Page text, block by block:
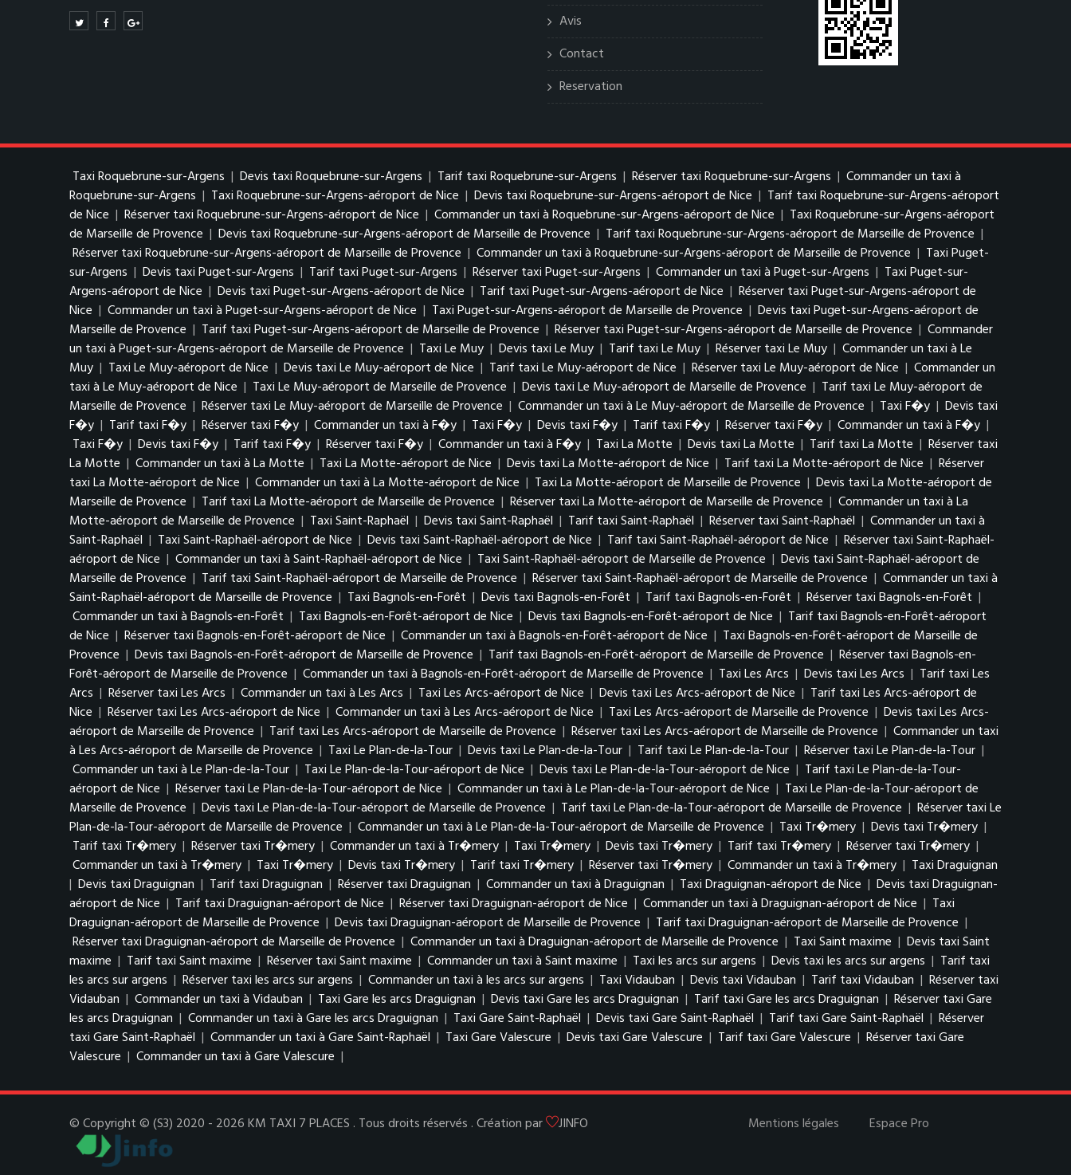
Avis
Contact
Reservation
Taxi Roquebrune-sur-Argens | Devis taxi Roquebrune-sur-Argens | Tarif taxi Roquebrune-sur-Argens | Réserver taxi Roquebrune-sur-Argens | Commander un taxi à
Roquebrune-sur-Argens | Taxi Roquebrune-sur-Argens-aéroport de Nice | Devis taxi Roquebrune-sur-Argens-aéroport de Nice | Tarif taxi Roquebrune-sur-Argens-aéroport
de Nice | Réserver taxi Roquebrune-sur-Argens-aéroport de Nice | Commander un taxi à Roquebrune-sur-Argens-aéroport de Nice | Taxi Roquebrune-sur-Argens-aéroport
de Marseille de Provence | Devis taxi Roquebrune-sur-Argens-aéroport de Marseille de Provence | Tarif taxi Roquebrune-sur-Argens-aéroport de Marseille de Provence |
Réserver taxi Roquebrune-sur-Argens-aéroport de Marseille de Provence | Commander un taxi à Roquebrune-sur-Argens-aéroport de Marseille de Provence | Taxi Puget-
sur-Argens | Devis taxi Puget-sur-Argens | Tarif taxi Puget-sur-Argens | Réserver taxi Puget-sur-Argens | Commander un taxi à Puget-sur-Argens | Taxi Puget-sur-
Argens-aéroport de Nice | Devis taxi Puget-sur-Argens-aéroport de Nice | Tarif taxi Puget-sur-Argens-aéroport de Nice | Réserver taxi Puget-sur-Argens-aéroport de
Nice | Commander un taxi à Puget-sur-Argens-aéroport de Nice | Taxi Puget-sur-Argens-aéroport de Marseille de Provence | Devis taxi Puget-sur-Argens-aéroport de
Marseille de Provence | Tarif taxi Puget-sur-Argens-aéroport de Marseille de Provence | Réserver taxi Puget-sur-Argens-aéroport de Marseille de Provence | Commander
un taxi à Puget-sur-Argens-aéroport de Marseille de Provence | Taxi Le Muy | Devis taxi Le Muy | Tarif taxi Le Muy | Réserver taxi Le Muy | Commander un taxi à Le
Muy | Taxi Le Muy-aéroport de Nice | Devis taxi Le Muy-aéroport de Nice | Tarif taxi Le Muy-aéroport de Nice | Réserver taxi Le Muy-aéroport de Nice | Commander un
taxi à Le Muy-aéroport de Nice | Taxi Le Muy-aéroport de Marseille de Provence | Devis taxi Le Muy-aéroport de Marseille de Provence | Tarif taxi Le Muy-aéroport de
Marseille de Provence | Réserver taxi Le Muy-aéroport de Marseille de Provence | Commander un taxi à Le Muy-aéroport de Marseille de Provence | Taxi F�y | Devis taxi
F�y | Tarif taxi F�y | Réserver taxi F�y | Commander un taxi à F�y | Taxi F�y | Devis taxi F�y | Tarif taxi F�y | Réserver taxi F�y | Commander un taxi à F�y |
Taxi F�y | Devis taxi F�y | Tarif taxi F�y | Réserver taxi F�y | Commander un taxi à F�y | Taxi La Motte | Devis taxi La Motte | Tarif taxi La Motte | Réserver taxi
La Motte | Commander un taxi à La Motte | Taxi La Motte-aéroport de Nice | Devis taxi La Motte-aéroport de Nice | Tarif taxi La Motte-aéroport de Nice | Réserver
taxi La Motte-aéroport de Nice | Commander un taxi à La Motte-aéroport de Nice | Taxi La Motte-aéroport de Marseille de Provence | Devis taxi La Motte-aéroport de
Marseille de Provence | Tarif taxi La Motte-aéroport de Marseille de Provence | Réserver taxi La Motte-aéroport de Marseille de Provence | Commander un taxi à La
Motte-aéroport de Marseille de Provence | Taxi Saint-Raphaël | Devis taxi Saint-Raphaël | Tarif taxi Saint-Raphaël | Réserver taxi Saint-Raphaël | Commander un taxi à
Saint-Raphaël | Taxi Saint-Raphaël-aéroport de Nice | Devis taxi Saint-Raphaël-aéroport de Nice | Tarif taxi Saint-Raphaël-aéroport de Nice | Réserver taxi Saint-Raphaël-
aéroport de Nice | Commander un taxi à Saint-Raphaël-aéroport de Nice | Taxi Saint-Raphaël-aéroport de Marseille de Provence | Devis taxi Saint-Raphaël-aéroport de
Marseille de Provence | Tarif taxi Saint-Raphaël-aéroport de Marseille de Provence | Réserver taxi Saint-Raphaël-aéroport de Marseille de Provence | Commander un taxi à
Saint-Raphaël-aéroport de Marseille de Provence | Taxi Bagnols-en-Forêt | Devis taxi Bagnols-en-Forêt | Tarif taxi Bagnols-en-Forêt | Réserver taxi Bagnols-en-Forêt |
Commander un taxi à Bagnols-en-Forêt | Taxi Bagnols-en-Forêt-aéroport de Nice | Devis taxi Bagnols-en-Forêt-aéroport de Nice | Tarif taxi Bagnols-en-Forêt-aéroport
de Nice | Réserver taxi Bagnols-en-Forêt-aéroport de Nice | Commander un taxi à Bagnols-en-Forêt-aéroport de Nice | Taxi Bagnols-en-Forêt-aéroport de Marseille de
Provence | Devis taxi Bagnols-en-Forêt-aéroport de Marseille de Provence | Tarif taxi Bagnols-en-Forêt-aéroport de Marseille de Provence | Réserver taxi Bagnols-en-
Forêt-aéroport de Marseille de Provence | Commander un taxi à Bagnols-en-Forêt-aéroport de Marseille de Provence | Taxi Les Arcs | Devis taxi Les Arcs | Tarif taxi Les
Arcs | Réserver taxi Les Arcs | Commander un taxi à Les Arcs | Taxi Les Arcs-aéroport de Nice | Devis taxi Les Arcs-aéroport de Nice | Tarif taxi Les Arcs-aéroport de
Nice | Réserver taxi Les Arcs-aéroport de Nice | Commander un taxi à Les Arcs-aéroport de Nice | Taxi Les Arcs-aéroport de Marseille de Provence | Devis taxi Les Arcs-
aéroport de Marseille de Provence | Tarif taxi Les Arcs-aéroport de Marseille de Provence | Réserver taxi Les Arcs-aéroport de Marseille de Provence | Commander un taxi
à Les Arcs-aéroport de Marseille de Provence | Taxi Le Plan-de-la-Tour | Devis taxi Le Plan-de-la-Tour | Tarif taxi Le Plan-de-la-Tour | Réserver taxi Le Plan-de-la-Tour |
Commander un taxi à Le Plan-de-la-Tour | Taxi Le Plan-de-la-Tour-aéroport de Nice | Devis taxi Le Plan-de-la-Tour-aéroport de Nice | Tarif taxi Le Plan-de-la-Tour-
aéroport de Nice | Réserver taxi Le Plan-de-la-Tour-aéroport de Nice | Commander un taxi à Le Plan-de-la-Tour-aéroport de Nice | Taxi Le Plan-de-la-Tour-aéroport de
Marseille de Provence | Devis taxi Le Plan-de-la-Tour-aéroport de Marseille de Provence | Tarif taxi Le Plan-de-la-Tour-aéroport de Marseille de Provence | Réserver taxi Le
Plan-de-la-Tour-aéroport de Marseille de Provence | Commander un taxi à Le Plan-de-la-Tour-aéroport de Marseille de Provence | Taxi Tr�mery | Devis taxi Tr�mery |
Tarif taxi Tr�mery | Réserver taxi Tr�mery | Commander un taxi à Tr�mery | Taxi Tr�mery | Devis taxi Tr�mery | Tarif taxi Tr�mery | Réserver taxi Tr�mery |
Commander un taxi à Tr�mery | Taxi Tr�mery | Devis taxi Tr�mery | Tarif taxi Tr�mery | Réserver taxi Tr�mery | Commander un taxi à Tr�mery | Taxi Draguignan
| Devis taxi Draguignan | Tarif taxi Draguignan | Réserver taxi Draguignan | Commander un taxi à Draguignan | Taxi Draguignan-aéroport de Nice | Devis taxi Draguignan-
aéroport de Nice | Tarif taxi Draguignan-aéroport de Nice | Réserver taxi Draguignan-aéroport de Nice | Commander un taxi à Draguignan-aéroport de Nice | Taxi
Draguignan-aéroport de Marseille de Provence | Devis taxi Draguignan-aéroport de Marseille de Provence | Tarif taxi Draguignan-aéroport de Marseille de Provence |
Réserver taxi Draguignan-aéroport de Marseille de Provence | Commander un taxi à Draguignan-aéroport de Marseille de Provence | Taxi Saint maxime | Devis taxi Saint
maxime | Tarif taxi Saint maxime | Réserver taxi Saint maxime | Commander un taxi à Saint maxime | Taxi les arcs sur argens | Devis taxi les arcs sur argens | Tarif taxi
les arcs sur argens | Réserver taxi les arcs sur argens | Commander un taxi à les arcs sur argens | Taxi Vidauban | Devis taxi Vidauban | Tarif taxi Vidauban | Réserver taxi
Vidauban | Commander un taxi à Vidauban | Taxi Gare les arcs Draguignan | Devis taxi Gare les arcs Draguignan | Tarif taxi Gare les arcs Draguignan | Réserver taxi Gare
les arcs Draguignan | Commander un taxi à Gare les arcs Draguignan | Taxi Gare Saint-Raphaël | Devis taxi Gare Saint-Raphaël | Tarif taxi Gare Saint-Raphaël | Réserver
taxi Gare Saint-Raphaël | Commander un taxi à Gare Saint-Raphaël | Taxi Gare Valescure | Devis taxi Gare Valescure | Tarif taxi Gare Valescure | Réserver taxi Gare
Valescure | Commander un taxi à Gare Valescure |
© Copyright © (S3) 2020 - 2026 KM TAXI 7 PLACES . Tous droits réservés . Création par JINFO Mentions légales Espace Pro